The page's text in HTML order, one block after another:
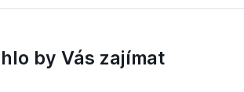
by Vás zajímat